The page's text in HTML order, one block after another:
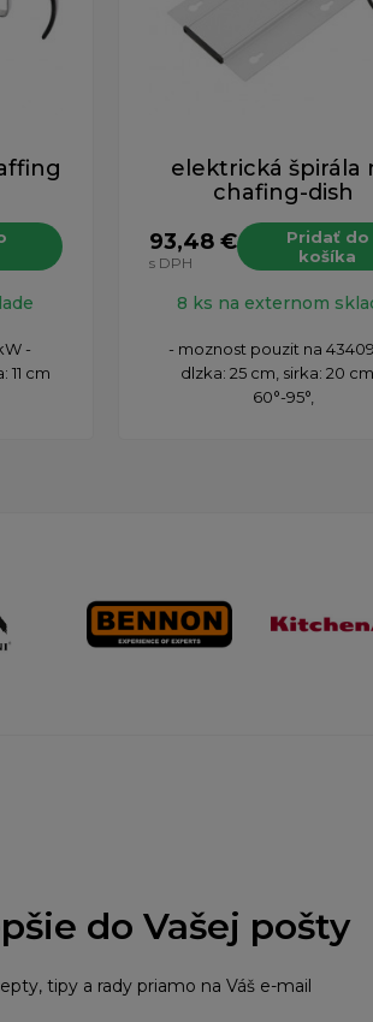
-
11 cm
elektrická špirála
chafing-dish
93,48 €
s DPH
Pridať do
košíka
8 ks na externom
- moznost pouzit na
dlzka: 25 cm, sirka: 20
60°-95°,
do Vašej pošty
tipy a rady priamo na Váš e-mail